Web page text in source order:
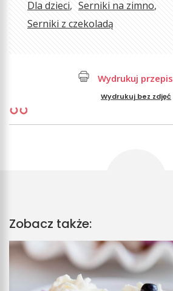
Dla dzieci
Serniki na zimno
Serniki z czekoladą
Wydrukuj przepis
Wydrukuj bez zdjęć
Zobacz także: